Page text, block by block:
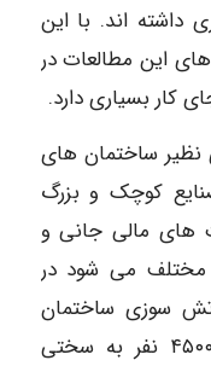
اند. با این
این مطالعات در
کار بسیاری دارد.
ساختمان های
کوچک و بزرگ
های مالی جانی و
مختلف می شود در
۱۴۰۰ نفر در آتش سوزی ساختمان
های شهری کشته شده بیش از ۴۵۰۰ نفر به سختی